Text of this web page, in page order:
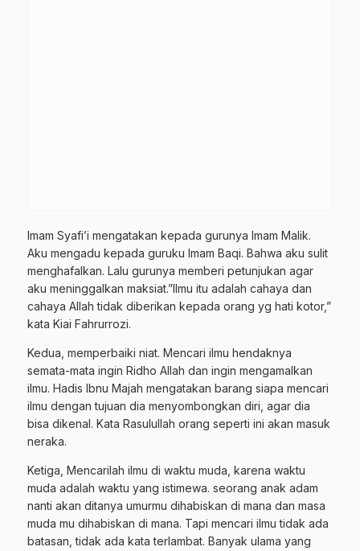
Imam Syafi’i mengatakan kepada gurunya Imam Malik.
Aku mengadu kepada guruku Imam Baqi. Bahwa aku sulit
menghafalkan. Lalu gurunya memberi petunjukan agar
aku meninggalkan maksiat.”Ilmu itu adalah cahaya dan
cahaya Allah tidak diberikan kepada orang yg hati kotor,”
kata Kiai Fahrurrozi.
Kedua, memperbaiki niat. Mencari ilmu hendaknya
semata-mata ingin Ridho Allah dan ingin mengamalkan
ilmu. Hadis Ibnu Majah mengatakan barang siapa mencari
ilmu dengan tujuan dia menyombongkan diri, agar dia
bisa dikenal. Kata Rasulullah orang seperti ini akan masuk
neraka.
Ketiga, Mencarilah ilmu di waktu muda, karena waktu
muda adalah waktu yang istimewa. seorang anak adam
nanti akan ditanya umurmu dihabiskan di mana dan masa
muda mu dihabiskan di mana. Tapi mencari ilmu tidak ada
batasan, tidak ada kata terlambat. Banyak ulama yang